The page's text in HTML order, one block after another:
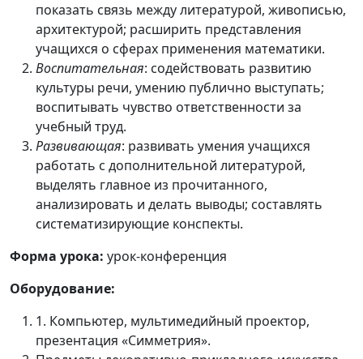
показать связь между литературой, живописью,
архитектурой; расширить представления
учащихся о сферах применения математики.
Воспитательная: содействовать развитию
культуры речи, умению публично выступать;
воспитывать чувство ответственности за
учебный труд.
Развивающая: развивать умения учащихся
работать с дополнительной литературой,
выделять главное из прочитанного,
анализировать и делать выводы; составлять
систематизирующие конспекты.
Форма урока: урок-конференция
Оборудование:
1. Компьютер, мультимедийный проектор,
презентация «Симметрия».